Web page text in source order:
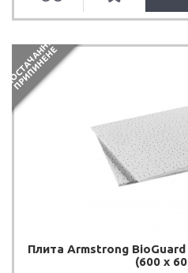
П
О
С
Т
А
Ч
А
Н
Н
Я
П
Р
И
П
И
Н
Е
Н
Е
Плита Armstrong
(600 х